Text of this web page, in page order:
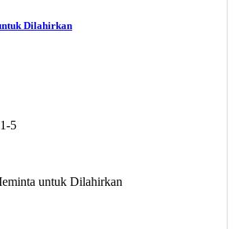
Dilahirkan
5
untuk Dilahirkan